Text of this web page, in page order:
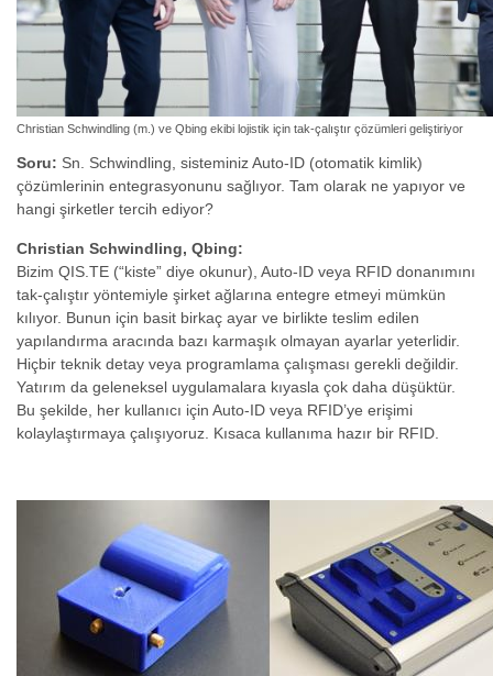
Christian Schwindling (m.) ve Qbing ekibi lojistik için tak-çalıştır çözümleri geliştiriyor
Soru: Sn. Schwindling, sisteminiz Auto-ID (otomatik kimlik)
çözümlerinin entegrasyonunu sağlıyor. Tam olarak ne yapıyor ve
hangi şirketler tercih ediyor?
Christian Schwindling, Qbing:
Bizim QIS.TE (“kiste” diye okunur), Auto-ID veya RFID donanımını
tak-çalıştır yöntemiyle şirket ağlarına entegre etmeyi mümkün
kılıyor. Bunun için basit birkaç ayar ve birlikte teslim edilen
yapılandırma aracında bazı karmaşık olmayan ayarlar yeterlidir.
Hiçbir teknik detay veya programlama çalışması gerekli değildir.
Yatırım da geleneksel uygulamalara kıyasla çok daha düşüktür.
Bu şekilde, her kullanıcı için Auto-ID veya RFID’ye erişimi
kolaylaştırmaya çalışıyoruz. Kısaca kullanıma hazır bir RFID.